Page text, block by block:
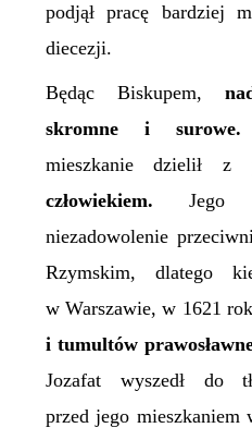
podjął pracę bardziej
diecezji.
Będąc Biskupem,
skromne i
mieszkanie dzielił
człowiekiem. Jego
niezadowolenie
Rzymskim, dlatego
w Warszawie, w 1621
i tumultów
Jozafat wyszedł do
przed jego mieszkaniem